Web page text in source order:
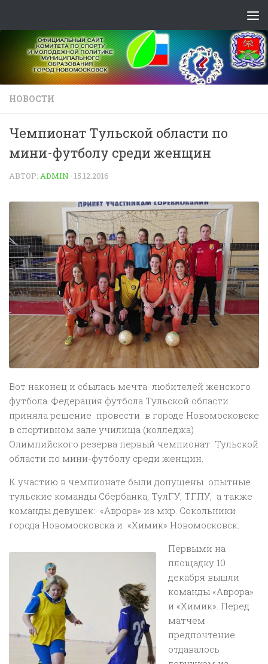
НОВОСТИ
Чемпионат Тульской области по
мини-футболу среди женщин
АВТОР: ADMIN · 15.12.2016
Вот наконец и сбылась мечта любителей женского
футбола. Федерация футбола Тульской области
приняла решение провести в городе Новомосковске
в спортивном зале училища (колледжа)
Олимпийского резерва первый чемпионат Тульской
области по мини-футболу среди женщин.
К участию в чемпионате были допущены опытные
тульские команды Сбербанка, ТулГУ, ТГПУ, а также
команды девушек: «Аврора» из мкр. Сокольники
города Новомосковска и «Химик» Новомосковск.
Первыми на
площадку 10
декабря вышли
команды «Аврора»
и «Химик». Перед
матчем
предпочтение
отдавалось